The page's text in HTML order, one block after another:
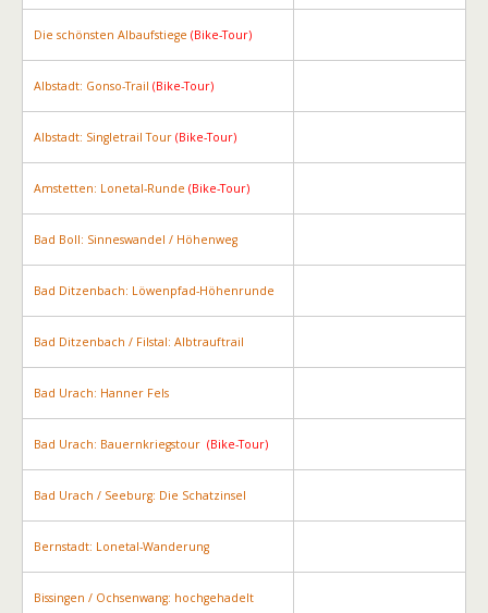
Die schönsten Albaufstiege (Bike-Tour)
Albstadt: Gonso-Trail (Bike-Tour)
Albstadt: Singletrail Tour (Bike-Tour)
Amstetten: Lonetal-Runde (Bike-Tour)
Bad Boll: Sinneswandel / Höhenweg
Bad Ditzenbach: Löwenpfad-Höhenrunde
Bad Ditzenbach / Filstal: Albtrauftrail
Bad Urach: Hanner Fels
Bad Urach: Bauernkriegstour (Bike-Tour)
Bad Urach / Seeburg: Die Schatzinsel
Bernstadt: Lonetal-Wanderung
Bissingen / Ochsenwang: hochgehadelt